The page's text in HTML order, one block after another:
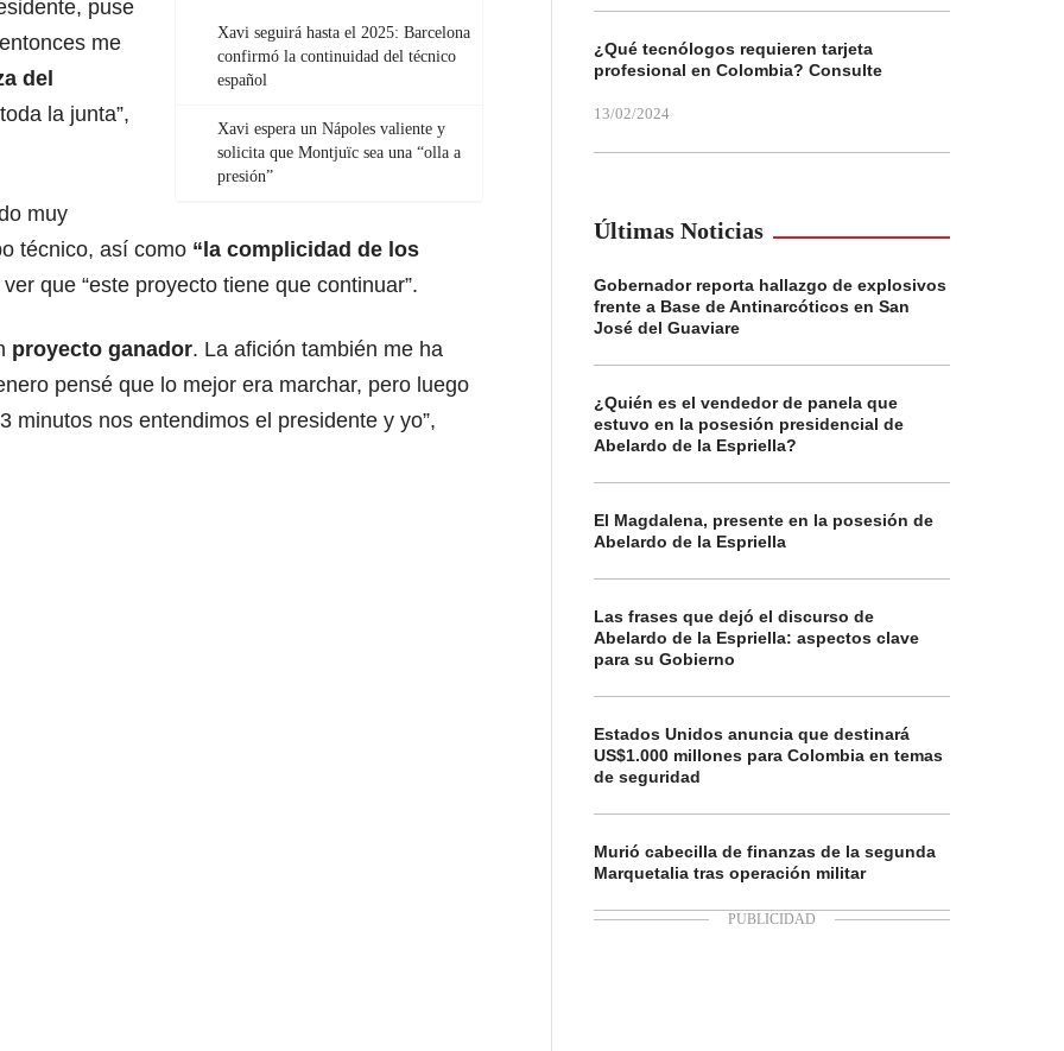
Xavi seguirá hasta el 2025: Barcelona
confirmó la continuidad del técnico
español
Xavi espera un Nápoles valiente y
solicita que Montjuïc sea una “olla a
presión”
puse
me
del
la junta”,
muy
técnico, así como “la complicidad de los
que “este proyecto tiene que continuar”.
proyecto ganador. La afición también me ha
pensé que lo mejor era marchar, pero luego
minutos nos entendimos el presidente y yo”,
¿Qué tecnólogos requieren tarjeta
profesional en Colombia? Consulte
13/02/2024
Últimas Noticias
Gobernador reporta hallazgo de explosivos
frente a Base de Antinarcóticos en San
José del Guaviare
¿Quién es el vendedor de panela que
estuvo en la posesión presidencial de
Abelardo de la Espriella?
El Magdalena, presente en la posesión de
Abelardo de la Espriella
Las frases que dejó el discurso de
Abelardo de la Espriella: aspectos clave
para su Gobierno
Estados Unidos anuncia que destinará
US$1.000 millones para Colombia en temas
de seguridad
Murió cabecilla de finanzas de la segunda
Marquetalia tras operación militar